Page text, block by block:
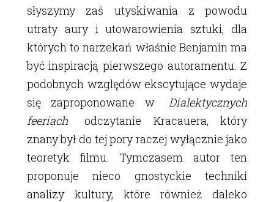
słyszymy zaś utyskiwania z powodu
utraty aury i utowarowienia sztuki, dla
których to narzekań właśnie Benjamin ma
być inspiracją pierwszego autoramentu. Z
podobnych względów ekscytujące wydaje
się zaproponowane w
Dialektycznych
feeriach
odczytanie Kracauera, który
znany był do tej pory raczej wyłącznie jako
teoretyk filmu. Tymczasem autor ten
proponuje nieco gnostyckie techniki
analizy kultury, które również daleko